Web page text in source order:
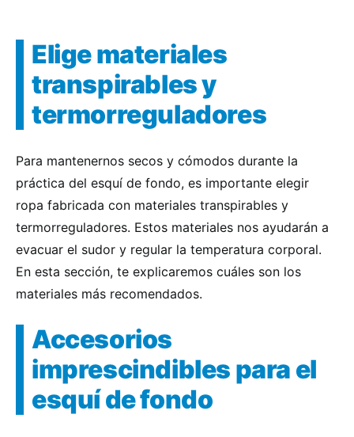
Elige materiales
transpirables y
termorreguladores
Para mantenernos secos y cómodos durante la
práctica del esquí de fondo, es importante elegir
ropa fabricada con materiales transpirables y
termorreguladores. Estos materiales nos ayudarán a
evacuar el sudor y regular la temperatura corporal.
En esta sección, te explicaremos cuáles son los
materiales más recomendados.
Accesorios
imprescindibles para el
esquí de fondo